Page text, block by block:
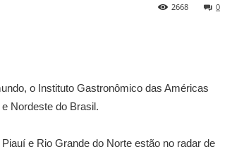
0
2668
o Instituto Gastronômico das Américas
Nordeste do Brasil.
e Rio Grande do Norte estão no radar de